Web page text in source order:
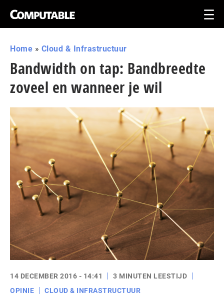
Home » Cloud & Infrastructuur
Bandwidth on tap: Bandbreedte
zoveel en wanneer je wil
14 DECEMBER 2016 - 14:41
3 MINUTEN LEESTIJD
OPINIE
CLOUD & INFRASTRUCTUUR